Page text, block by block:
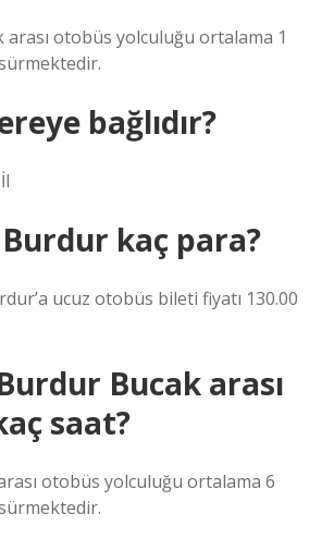
arası otobüs yolculuğu ortalama 1
bağlıdır?
kaç para?
ucuz otobüs bileti fiyatı 130.00
Bucak arası
saat?
otobüs yolculuğu ortalama 6